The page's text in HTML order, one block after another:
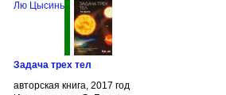
Лю Цысинь
Задача трех тел
авторская книга, 2017 год